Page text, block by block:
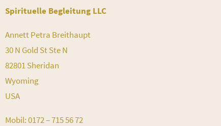
Spirituelle Begleitung LLC
Annett Petra Breithaupt
30 N Gold St Ste N
82801 Sheridan
Wyoming
USA
Mobil: 0172 – 715 56 72